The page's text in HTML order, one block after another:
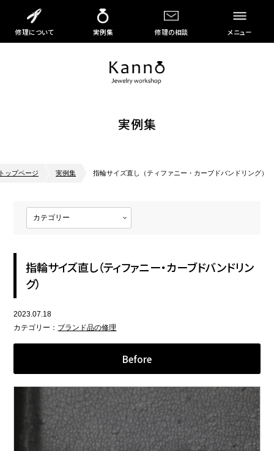
修理について 実例集 修理の相談 メニュー
実例集
ップページ 実例集 指輪サイズ直し（ティファニー・カーブドバンドリング）
指輪サイズ直し（ティファニー・カーブドバンドリン
グ）
2023.07.18
カテゴリー： ブランド品の修理
Before